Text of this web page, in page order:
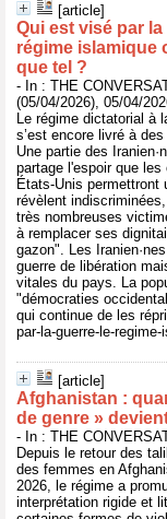
[article]
Qui est visé par
régime islamique
que tel ?
- In : THE
(05/04/2026), 05/04/
Le régime dictatorial à
s’est encore livré à
Une partie des
partage l'espoir que
États-Unis permettront
révèlent
très nombreuses
à remplacer ses
gazon". Les
guerre de libération
vitales du pays. La
"démocraties
qui continue de les
par-la-guerre-le-
[article]
Afghanistan :
de genre »
- In : THE
Depuis le retour des
des femmes en
2026, le régime a
interprétation rigide et